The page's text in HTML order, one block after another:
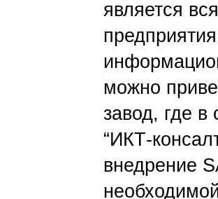
является
можно
завод, где
“ИКТ-
внедрение